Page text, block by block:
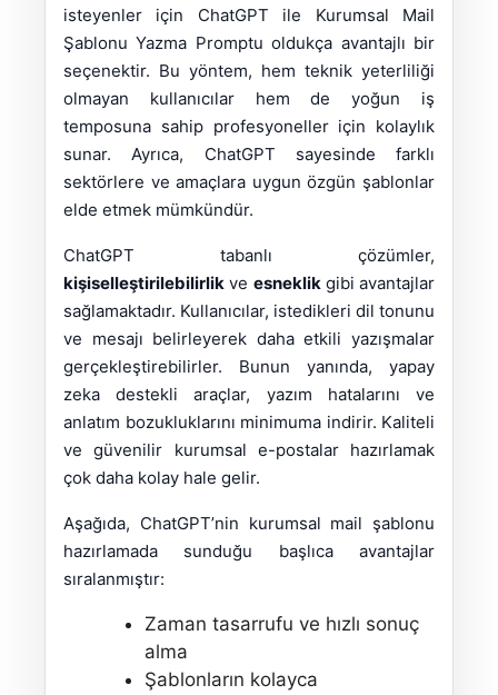
isteyenler için ChatGPT ile Kurumsal Mail
Şablonu Yazma Promptu oldukça avantajlı bir
seçenektir. Bu yöntem, hem teknik yeterliliği
olmayan kullanıcılar hem de yoğun iş
temposuna sahip profesyoneller için kolaylık
sunar. Ayrıca, ChatGPT sayesinde farklı
sektörlere ve amaçlara uygun özgün şablonlar
elde etmek mümkündür.
ChatGPT tabanlı çözümler,
kişiselleştirilebilirlik ve esneklikgibi avantajlar
sağlamaktadır. Kullanıcılar, istedikleri dil tonunu
ve mesajı belirleyerek daha etkili yazışmalar
gerçekleştirebilirler. Bunun yanında, yapay
zeka destekli araçlar, yazım hatalarını ve
anlatım bozukluklarını minimuma indirir. Kaliteli
ve güvenilir kurumsal e-postalar hazırlamak
çok daha kolay hale gelir.
Aşağıda, ChatGPT’nin kurumsal mail şablonu
hazırlamada sunduğu başlıca avantajlar
sıralanmıştır:
Zaman tasarrufu ve hızlı sonuç
alma
Şablonların kolayca